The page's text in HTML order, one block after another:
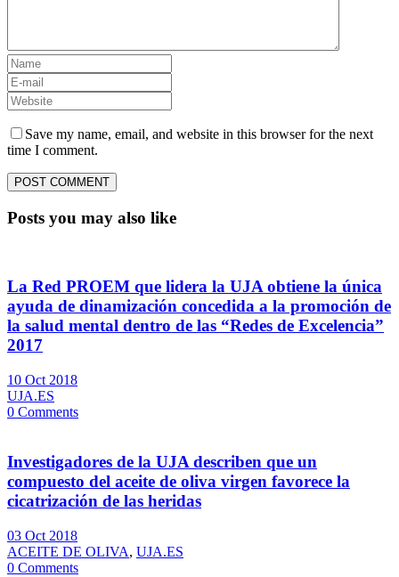
Save my name, email, and website in this browser for the next
time I comment.
Posts you may also like
La Red PROEM que lidera la UJA obtiene la única
ayuda de dinamización concedida a la promoción de
la salud mental dentro de las “Redes de Excelencia”
2017
10 Oct 2018
UJA.ES
0 Comments
Investigadores de la UJA describen que un
compuesto del aceite de oliva virgen favorece la
cicatrización de las heridas
03 Oct 2018
ACEITE DE OLIVA, UJA.ES
0 Comments